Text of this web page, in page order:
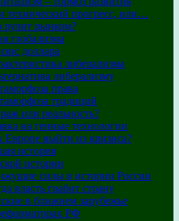
технический прогресс, или…
рулит рынком?
глобализма
доллара
либерализма
либерализму
права
традиций
или реальность?
на генные технологии
Европе выйти из кризиса?
история
истории
силы в истории России
власть грабит страну
в ближнем зарубежье
РФ